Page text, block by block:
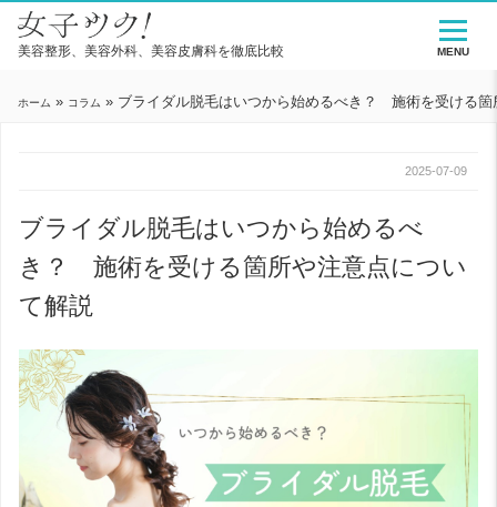
美容整形、美容外科、美容皮膚科を徹底比較
ホーム » コラム » ブライダル脱毛はいつから始めるべき？ 施術を受ける箇
2025-07-09
ブライダル脱毛はいつから始めるべ
き？ 施術を受ける箇所や注意点につい
て解説
MENU